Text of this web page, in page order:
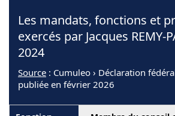
Les mandats, fonctions et
exercés par Jacques REMY-
2024
Source : Cumuleo › Déclaration
publiée en février 2026